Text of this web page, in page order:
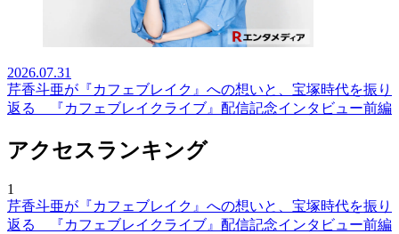
2026.07.31
芹香斗亜が『カフェブレイク』への想いと、宝塚時代を振り
返る 『カフェブレイクライブ』配信記念インタビュー前編
アクセスランキング
1
芹香斗亜が『カフェブレイク』への想いと、宝塚時代を振り
返る 『カフェブレイクライブ』配信記念インタビュー前編